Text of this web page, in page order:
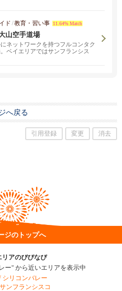
ご希望に沿ったスタディプランを完
ズし、プロフェッショナルなサー
供致します。スケジュールや学習目
、あなたにピッタリの講師をご紹
ド /教育・習い事 11.64% Match
山空手道場
ネットワークを持つフルコンタク
。ベイエリアではサンフランシス
へ戻る
引用登録 変更 消去
ジのトップへ
リアのびびなび
ー" から近いエリアを表示中
シリコンバレー
ンフランシスコ